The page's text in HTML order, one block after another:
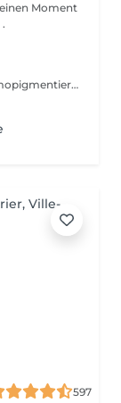
Beratung für Semi-Permanent Make-up / Dermopigmentierung. Semi-permanentes Make-up ist ideal, um unter allen Umständen makellos zu bleiben. Es ist dauerhaft, aber nicht endgültig, im Gegensatz zum Tätowieren. Die Technik ähnelt jedoch der eines gewöhnlichen Tattoos. Über ein spezielles Gerät werden Pigmente in die Epidermis injiziert.
597